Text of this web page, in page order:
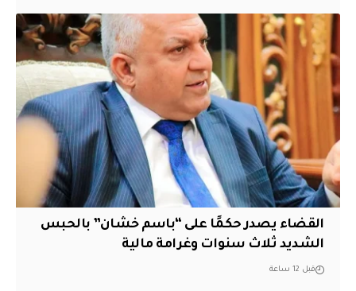
القضاء يصدر حكمًا على “باسم خشان” بالحبس
الشديد ثلاث سنوات وغرامة مالية
قبل 12 ساعة